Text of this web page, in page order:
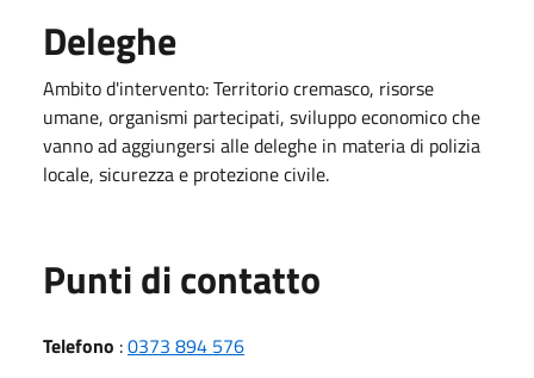
Deleghe
Ambito d'intervento: Territorio cremasco, risorse
umane, organismi partecipati, sviluppo economico che
vanno ad aggiungersi alle deleghe in materia di polizia
locale, sicurezza e protezione civile.
Punti di contatto
Telefono :0373 894 576